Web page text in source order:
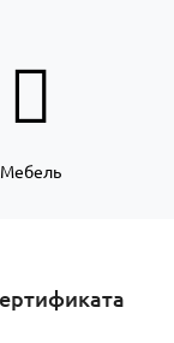
Мебель